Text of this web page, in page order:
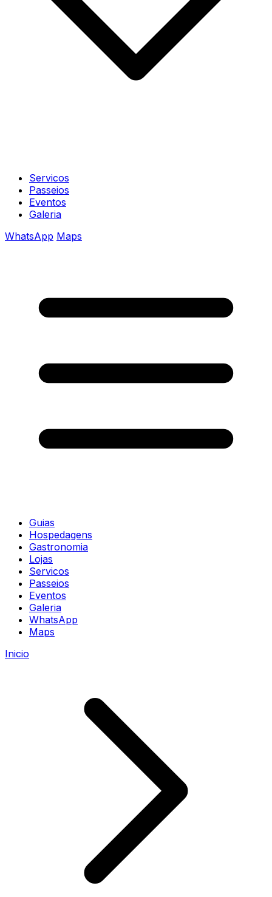
Servicos
Passeios
Eventos
Galeria
WhatsApp Maps
Guias
Hospedagens
Gastronomia
Lojas
Servicos
Passeios
Eventos
Galeria
WhatsApp
Maps
Inicio